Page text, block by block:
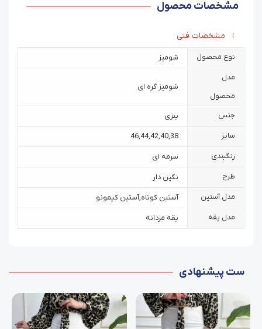
مشخصات محصول
مشخصات فنی
نوع محصول شومیز
مدل
محصول
شومیز گره ای
جنس ینزی
سایز 38
,
40
,
42
,
44
,
46
رنگبندی سرمه ای
طرح نگین دار
مدل آستین آستین کوتاه,آستین کیمونو
مدل یقه یقه مردانه
ست پیشنهادی